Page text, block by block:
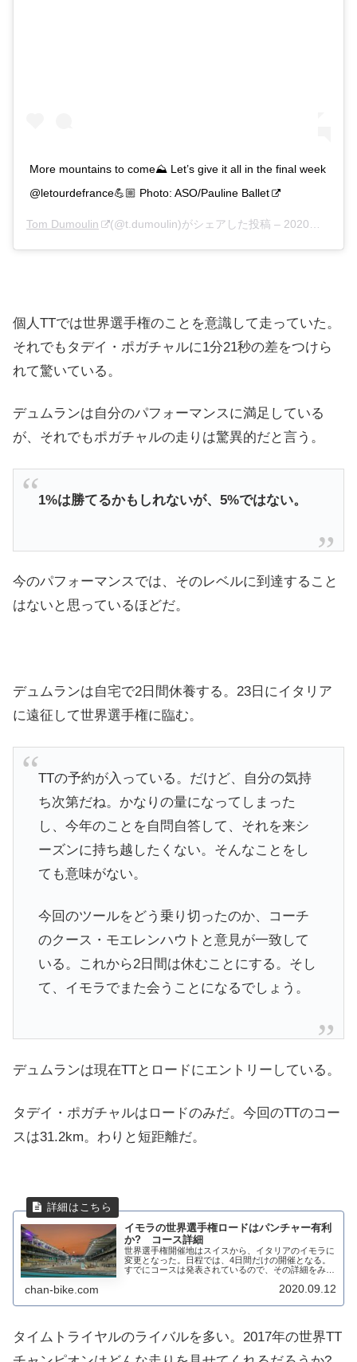
More mountains to come⛰ Let’s give it all in the final week
@letourdefrance💪🏼 Photo: ASO/Pauline Ballet
Tom Dumoulin (@t.dumoulin)がシェアした投稿 – 2020年 9月月14日午前9時18分PDT
個人TTでは世界選手権のことを意識して走っていた。
それでもタデイ・ポガチャルに1分21秒の差をつけら
れて驚いている。
デュムランは自分のパフォーマンスに満足している
が、それでもポガチャルの走りは驚異的だと言う。
1%は勝てるかもしれないが、5%ではない。
今のパフォーマンスでは、そのレベルに到達すること
はないと思っているほどだ。
デュムランは自宅で2日間休養する。23日にイタリア
に遠征して世界選手権に臨む。
TTの予約が入っている。だけど、自分の気持
ち次第だね。かなりの量になってしまった
し、今年のことを自問自答して、それを来シ
ーズンに持ち越したくない。そんなことをし
ても意味がない。
今回のツールをどう乗り切ったのか、コーチ
のクース・モエレンハウトと意見が一致して
いる。これから2日間は休むことにする。そし
て、イモラでまた会うことになるでしょう。
デュムランは現在TTとロードにエントリーしている。
タデイ・ポガチャルはロードのみだ。今回のTTのコー
スは31.2km。わりと短距離だ。
イモラの世界選手権ロードはパンチャー有利
か? コース詳細
世界選手権開催地はスイスから、イタリアのイモラに
変更となった。日程では、4日間だけの開催となる。
すでにコースは発表されているので、その詳細をみて
のコーススタートとフィニッシュはF1サーキット...
chan-bike.com 2020.09.12
タイムトライヤルのライバルを多い。2017年の世界TT